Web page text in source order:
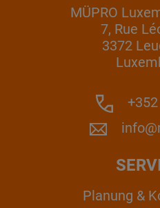
MÜPRO
7, Rue
3372
Planung &